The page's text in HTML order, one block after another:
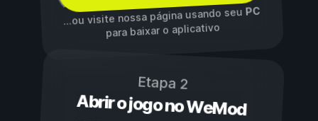
...ou visite nossa página usando seuPC
para baixar o aplicativo
Etapa 2
Abrir o jogo no WeMod